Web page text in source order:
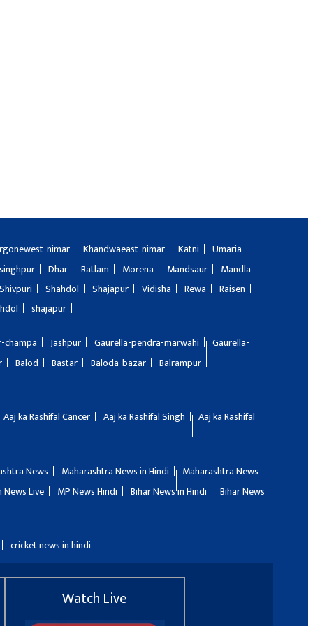
nimar Khandwaeast-nimar Katni
Umaria
Dhar Ratlam Morena Mandsaur
Mandla
Shivpuri Shahdol Shajapur Vidisha Rewa
Raisen
shajapur
champa Jashpur Gaurella-pendra-marwahi
Gaurella-
Balod Bastar Baloda-bazar
Balrampur
Aaj ka Rashifal Cancer Aaj ka Rashifal Singh
Aaj ka Rashifal
News Maharashtra News in Hindi
Maharashtra News
Live MP News Hindi Bihar News in Hindi
Bihar News
cricket news in hindi
Watch Live